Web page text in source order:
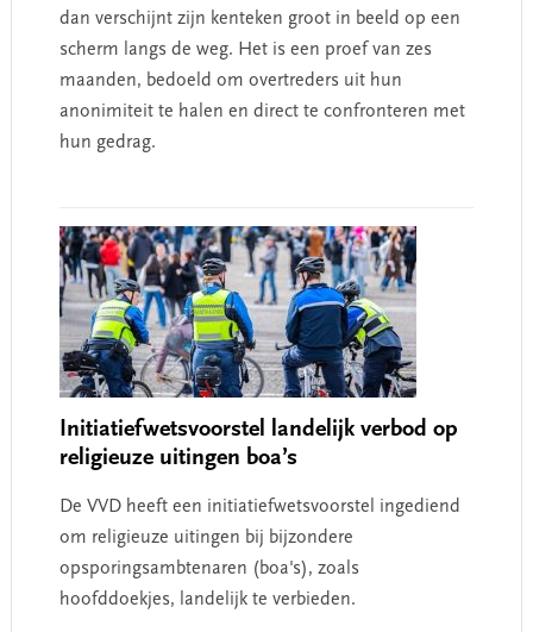
dan verschijnt zijn kenteken groot in beeld op een
scherm langs de weg. Het is een proef van zes
maanden, bedoeld om overtreders uit hun
anonimiteit te halen en direct te confronteren met
hun gedrag.
Initiatiefwetsvoorstel landelijk verbod op
religieuze uitingen boa’s
De VVD heeft een initiatiefwetsvoorstel ingediend
om religieuze uitingen bij bijzondere
opsporingsambtenaren (boa's), zoals
hoofddoekjes, landelijk te verbieden.